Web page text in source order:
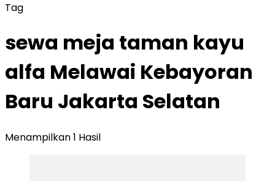
Tag
sewa meja taman kayu
alfa Melawai Kebayoran
Baru Jakarta Selatan
Menampilkan 1 Hasil